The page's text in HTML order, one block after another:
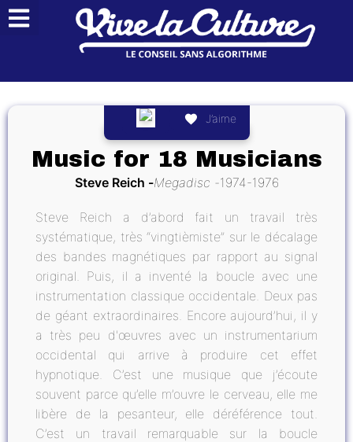
J’aime
Music for 18 Musicians
Steve Reich Megadisc 1974-1976
Steve Reich a d’abord fait un travail très
systématique, très “vingtièmiste” sur le décalage
des bandes magnétiques par rapport au signal
original. Puis, il a inventé la boucle avec une
instrumentation classique occidentale. Deux pas
de géant extraordinaires. Encore aujourd’hui, il y
a très peu d'œuvres avec un instrumentarium
occidental qui arrive à produire cet effet
hypnotique. C’est une musique que j’écoute
souvent parce qu’elle m’ouvre le cerveau, elle me
libère de la pesanteur, elle déréférence tout.
C’est un travail remarquable sur la boucle